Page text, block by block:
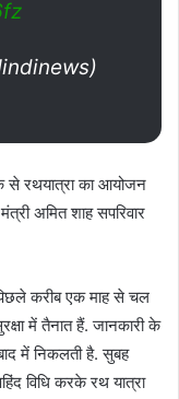
से रथयात्रा का आयोजन
अमित शाह सपरिवार
पिछले करीब एक माह से चल
में तैनात हैं. जानकारी के
में निकलती है. सुबह
विधि करके रथ यात्रा